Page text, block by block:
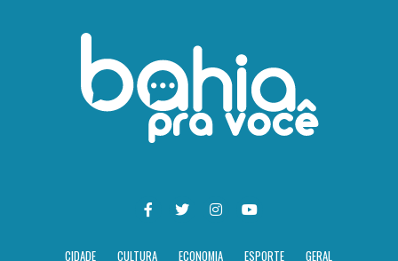
CIDADE CULTURA ECONOMIA ESPORTE GERAL